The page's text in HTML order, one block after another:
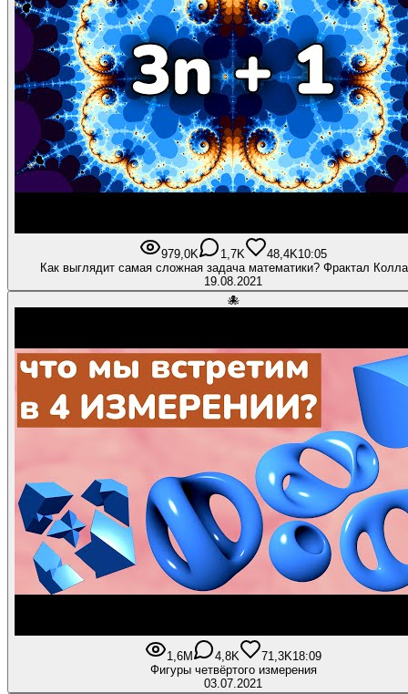
979,0K 1,7K 48,4K10:05
Как выглядит самая сложная задача математики? Фрактал
19.08.2021
🐙
1,6M 4,8K 71,3K18:09
Фигуры четвёртого измерения
03.07.2021